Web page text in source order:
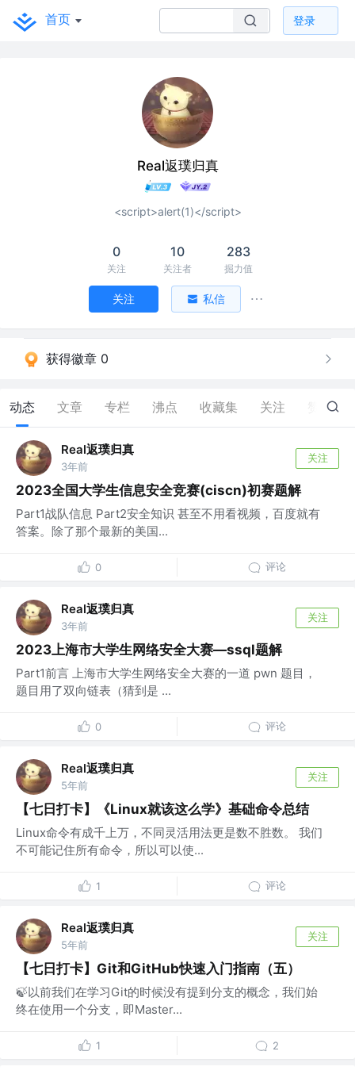
首页 登录
Real返璞归真
<script>alert(1)</script>
0
关注
10
关注者
283
掘力值
关注 私信
获得徽章 0
动态 文章 专栏 沸点 收藏集 关注 10
Real返璞归真
3年前
关注
2023全国大学生信息安全竞赛(ciscn)初赛题解
Part1战队信息 Part2安全知识 甚至不用看视频，百度就有
答案。除了那个最新的美国...
0 评论
Real返璞归真
3年前
关注
2023上海市大学生网络安全大赛—ssql题解
Part1前言 上海市大学生网络安全大赛的一道 pwn 题目，
题目用了双向链表（猜到是 ...
0 评论
Real返璞归真
5年前
关注
【七日打卡】《Linux就该这么学》基础命令总结
Linux命令有成千上万，不同灵活用法更是数不胜数。 我们
不可能记住所有命令，所以可以使...
1 评论
Real返璞归真
5年前
关注
【七日打卡】Git和GitHub快速入门指南（五）
🍃以前我们在学习Git的时候没有提到分支的概念，我们始
终在使用一个分支，即Master...
1 2